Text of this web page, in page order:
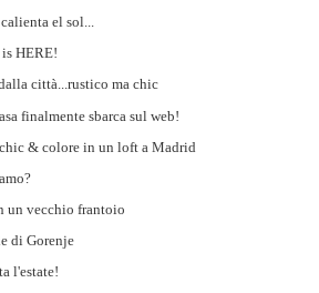
el sol...
is HERE!
città...rustico ma chic
finalmente sbarca sul web!
& colore in un loft a Madrid
un vecchio frantoio
di Gorenje
l'estate!